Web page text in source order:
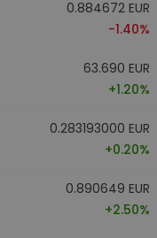
0.884672 EUR
-1.40%
63.690 EUR
+1.20%
0.283193000 EUR
+0.20%
0.890649 EUR
+2.50%